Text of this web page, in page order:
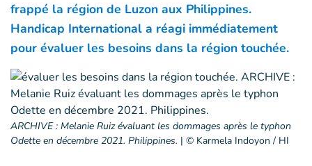
frappé la région de Luzon aux Philippines.
Handicap International a réagi immédiatement
pour évaluer les besoins dans la région touchée.
ARCHIVE : Melanie Ruiz évaluant les dommages après le typhon
Odette en décembre 2021. Philippines. | © Karmela Indoyon / HI